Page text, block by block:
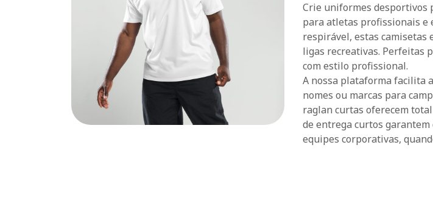
Crie uniformes desportivos
para atletas profissionais e
respirável, estas
ligas recreativas. Perfeitas
com estilo profissional.
A nossa plataforma facilita
nomes ou marcas para
raglan curtas oferecem
de entrega curtos
equipes corporativas,